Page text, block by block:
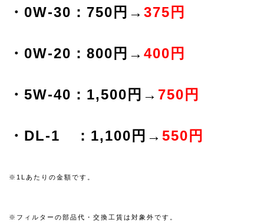
・0W-30：750円→ 375円
・0W-20：800円→ 400円
・5W-40：1,500円→ 750円
・DL-1 ：1,100円→ 550円
※1Lあたりの金額です。
※フィルターの部品代・交換工賃は対象外です。